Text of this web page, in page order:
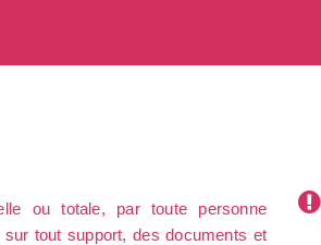
ou totale, par toute personne
tout support, des documents et